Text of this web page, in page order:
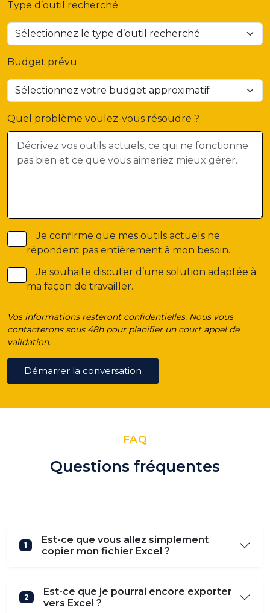
Type d’outil recherché
Budget prévu
Quel problème voulez-vous résoudre ?
Je confirme que mes outils actuels ne
répondent pas entièrement à mon besoin.
Je souhaite discuter d’une solution adaptée à
ma façon de travailler.
Vos informations resteront confidentielles. Nous vous
contacterons sous 48h pour planifier un court appel de
validation.
Démarrer la conversation
FAQ
Questions fréquentes
1
Est-ce que vous allez simplement
copier mon fichier Excel ?
2
Est-ce que je pourrai encore exporter
vers Excel ?